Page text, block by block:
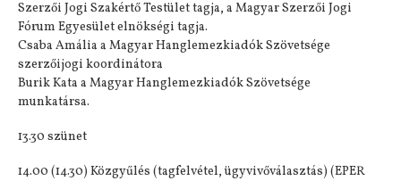
Szerzői Jogi Szakértő Testület tagja, a Magyar Szerzői Jogi
Fórum Egyesület elnökségi tagja.
Csaba Amália a Magyar Hanglemezkiadók Szövetsége
szerzőijogi koordinátora
Burik Kata a Magyar Hanglemezkiadók Szövetsége
munkatársa.
13.30 szünet
14.00 (14.30) Közgyűlés (tagfelvétel, ügyvivőválasztás) (EPER